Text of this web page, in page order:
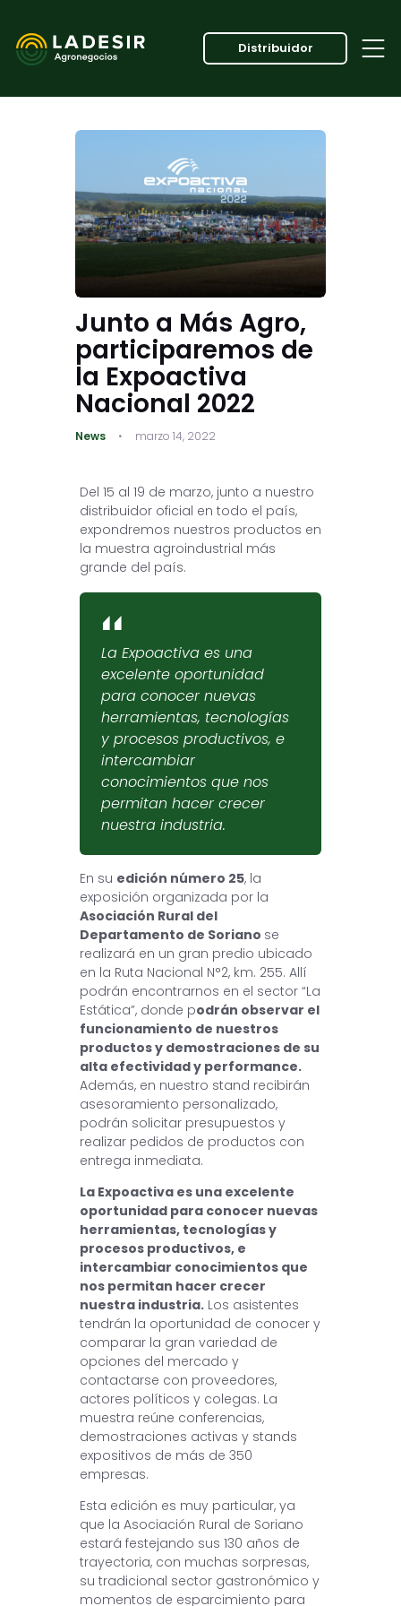
Distribuidor
Junto a Más Agro,
participaremos de
la Expoactiva
Nacional 2022
News marzo 14, 2022
Del 15 al 19 de marzo, junto a nuestro
distribuidor oficial en todo el país,
expondremos nuestros productos en
la muestra agroindustrial más
grande del país.
La Expoactiva es una
excelente oportunidad
para conocer nuevas
herramientas, tecnologías
y procesos productivos, e
intercambiar
conocimientos que nos
permitan hacer crecer
nuestra industria.
En su edición número 25, la
exposición organizada por la
Asociación Rural del
Departamento de Soriano se
realizará en un gran predio ubicado
en la Ruta Nacional N°2, km. 255. Allí
podrán encontrarnos en el sector “La
Estática”, donde podrán observar el
funcionamiento de nuestros
productos y demostraciones de su
alta efectividad y performance.
Además, en nuestro stand recibirán
asesoramiento personalizado,
podrán solicitar presupuestos y
realizar pedidos de productos con
entrega inmediata.
La Expoactiva es una excelente
oportunidad para conocer nuevas
herramientas, tecnologías y
procesos productivos, e
intercambiar conocimientos que
nos permitan hacer crecer
nuestra industria. Los asistentes
tendrán la oportunidad de conocer y
comparar la gran variedad de
opciones del mercado y
contactarse con proveedores,
actores políticos y colegas. La
muestra reúne conferencias,
demostraciones activas y stands
expositivos de más de 350
empresas.
Esta edición es muy particular, ya
que la Asociación Rural de Soriano
estará festejando sus 130 años de
trayectoria, con muchas sorpresas,
su tradicional sector gastronómico y
momentos de esparcimiento para